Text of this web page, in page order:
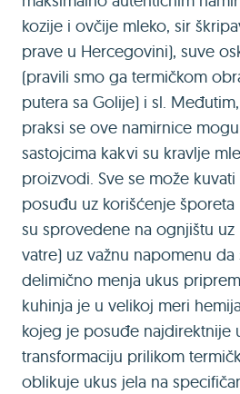
kozije i ovčije mleko, sir
prave u Hercegovini), suve
(pravili smo ga termičkom
putera sa Golije) i sl.
praksi se ove namirnice
sastojcima kakvi su kravlje
proizvodi. Sve se može
posuđu uz korišćenje šporeta
su sprovedene na ognjištu
vatre) uz važnu napomenu da
delimično menja ukus
kuhinja je u velikoj meri
kojeg je posuđe najdirektnije
transformaciju prilikom
oblikuje ukus jela na